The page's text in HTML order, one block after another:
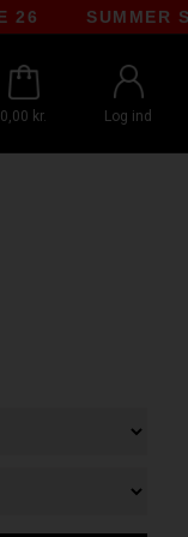
SUMMER SALE
0,00 kr. Log ind